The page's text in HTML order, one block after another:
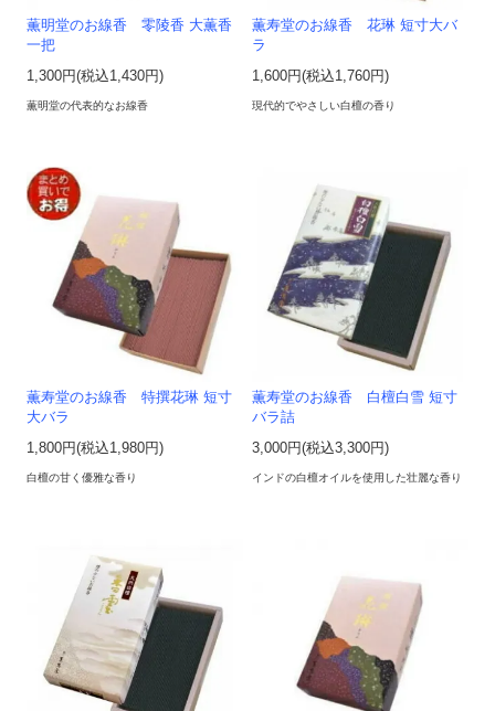
薫明堂のお線香 零陵香 大薫香
一把
1,300円(税込1,430円)
薫明堂の代表的なお線香
薫寿堂のお線香 花琳 短寸大バ
ラ
1,600円(税込1,760円)
現代的でやさしい白檀の香り
薫寿堂のお線香 特撰花琳 短寸
大バラ
1,800円(税込1,980円)
白檀の甘く優雅な香り
薫寿堂のお線香 白檀白雪 短寸
バラ詰
3,000円(税込3,300円)
インドの白檀オイルを使用した壮麗な香り